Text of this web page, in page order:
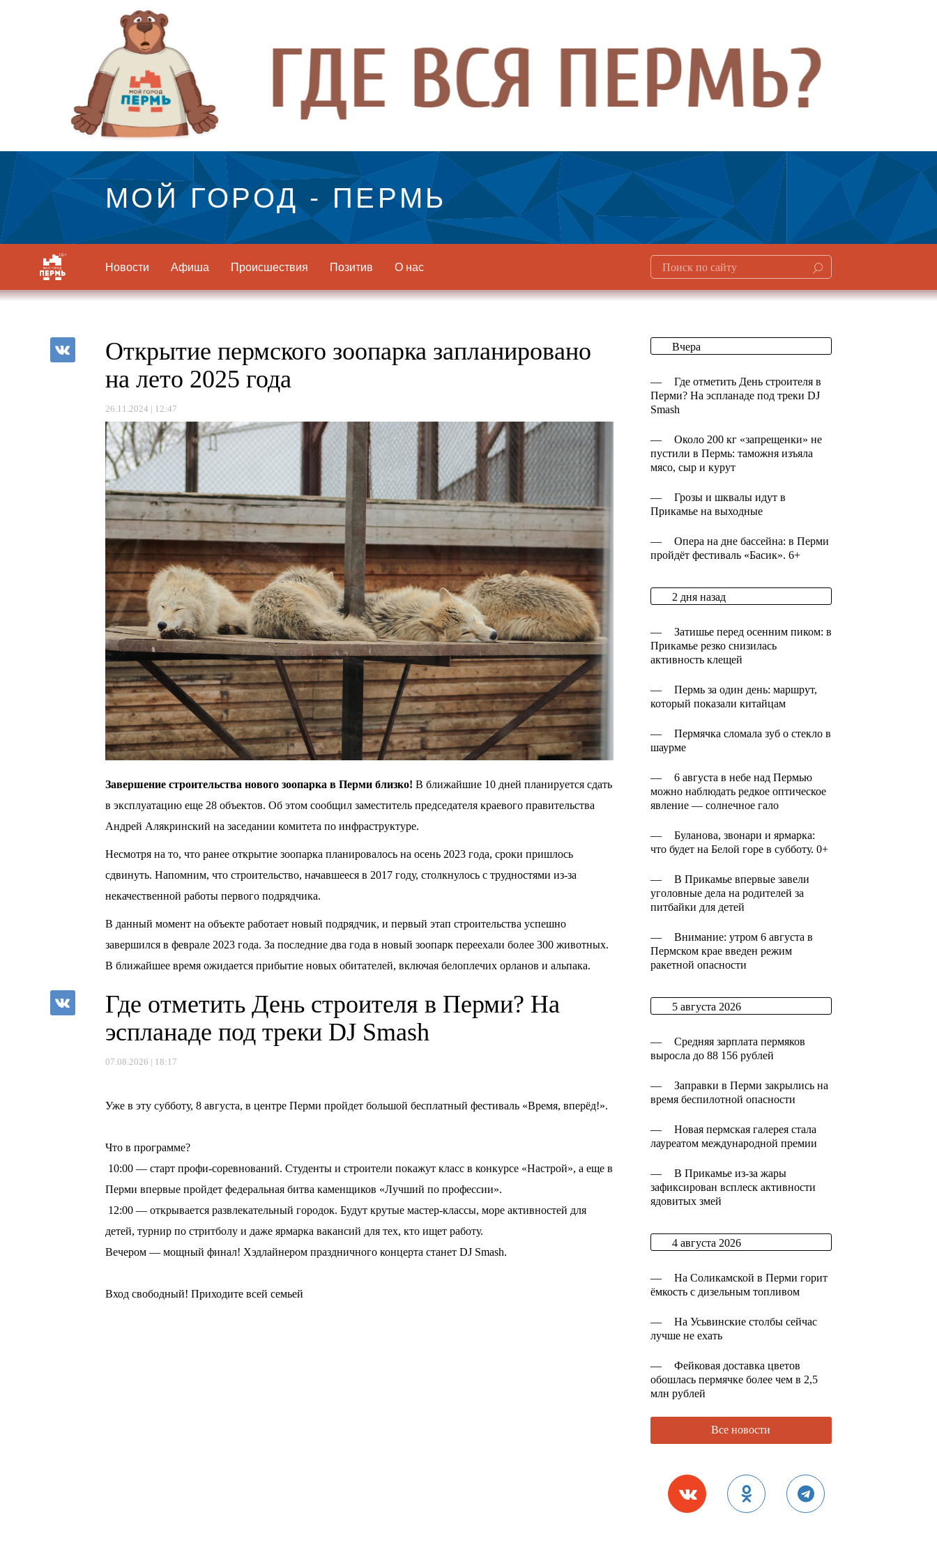
МОЙ ГОРОД - ПЕРМЬ
Новости Афиша Происшествия Позитив О нас
Открытие пермского зоопарка запланировано
на лето 2025 года
26.11.2024 | 12:47
Завершение строительства нового зоопарка в Перми близко! В ближайшие 10 дней планируется сдать
в эксплуатацию еще 28 объектов. Об этом сообщил заместитель председателя краевого правительства
Андрей Алякринский на заседании комитета по инфраструктуре.
Несмотря на то, что ранее открытие зоопарка планировалось на осень 2023 года, сроки пришлось
сдвинуть. Напомним, что строительство, начавшееся в 2017 году, столкнулось с трудностями из-за
некачественной работы первого подрядчика.
В данный момент на объекте работает новый подрядчик, и первый этап строительства успешно
завершился в феврале 2023 года. За последние два года в новый зоопарк переехали более 300 животных.
В ближайшее время ожидается прибытие новых обитателей, включая белоплечих орланов и альпака.
Где отметить День строителя в Перми? На
эспланаде под треки DJ Smash
07.08.2026 | 18:17
Уже в эту субботу, 8 августа, в центре Перми пройдет большой бесплатный фестиваль «Время, вперёд!».
Что в программе?
10:00 — старт профи-соревнований. Студенты и строители покажут класс в конкурсе «Настрой», а еще в
Перми впервые пройдет федеральная битва каменщиков «Лучший по профессии».
12:00 — открывается развлекательный городок. Будут крутые мастер-классы, море активностей для
детей, турнир по стритболу и даже ярмарка вакансий для тех, кто ищет работу.
Вечером — мощный финал! Хэдлайнером праздничного концерта станет DJ Smash.
Вход свободный! Приходите всей семьей
Вчера
—
Где отметить День строителя в
Перми? На эспланаде под треки DJ
Smash
—
Около 200 кг «запрещенки» не
пустили в Пермь: таможня изъяла
мясо, сыр и курут
—
Грозы и шквалы идут в
Прикамье на выходные
—
Опера на дне бассейна: в Перми
пройдёт фестиваль «Басик». 6+
2 дня назад
—
Затишье перед осенним пиком: в
Прикамье резко снизилась
активность клещей
—
Пермь за один день: маршрут,
который показали китайцам
—
Пермячка сломала зуб о стекло в
шаурме
—
6 августа в небе над Пермью
можно наблюдать редкое оптическое
явление — солнечное гало
—
Буланова, звонари и ярмарка:
что будет на Белой горе в субботу. 0+
—
В Прикамье впервые завели
уголовные дела на родителей за
питбайки для детей
—
Внимание: утром 6 августа в
Пермском крае введен режим
ракетной опасности
5 августа 2026
—
Средняя зарплата пермяков
выросла до 88 156 рублей
—
Заправки в Перми закрылись на
время беспилотной опасности
—
Новая пермская галерея стала
лауреатом международной премии
—
В Прикамье из-за жары
зафиксирован всплеск активности
ядовитых змей
4 августа 2026
—
На Соликамской в Перми горит
ёмкость с дизельным топливом
—
На Усьвинские столбы сейчас
лучше не ехать
—
Фейковая доставка цветов
обошлась пермячке более чем в 2,5
млн рублей
Все новости